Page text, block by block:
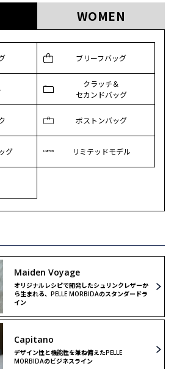
WOMEN
ブリーフバッグ
クラッチ＆
セカンドバッグ
ボストンバッグ
グ リミテッドモデル
Maiden Voyage
オリジナルレシピで開発したシュリンクレザーか
ら生まれる、PELLE MORBIDAのスタンダードラ
イン
Capitano
デザイン性と機能性を兼ね備えたPELLE
MORBIDAのビジネスライン